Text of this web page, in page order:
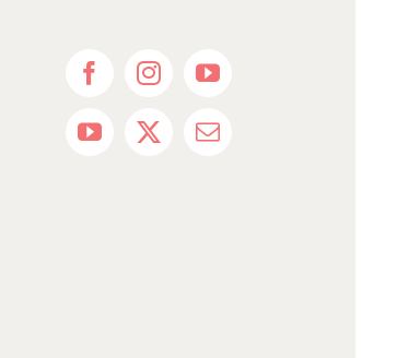
FacebookInstagramYouTube
YouTube
X Email